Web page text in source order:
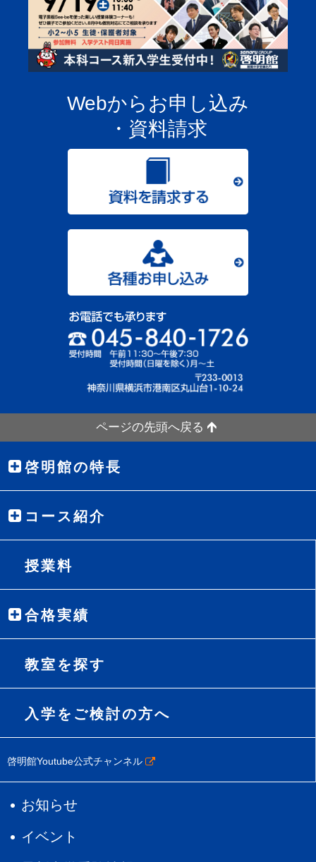
Webからお申し込み
・資料請求
ページの先頭へ戻る
啓明館の特長
コース紹介
授業料
合格実績
教室を探す
入学をご検討の方へ
啓明館Youtube公式チャンネル
お知らせ
イベント